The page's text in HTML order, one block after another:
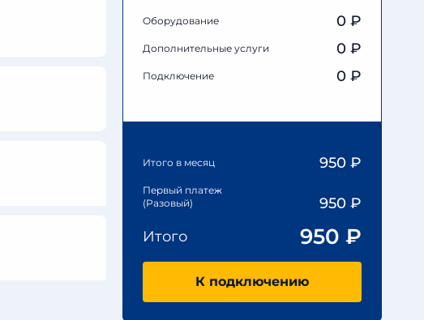
Оборудование 0 ₽
Дополнительные услуги 0 ₽
Подключение 0 ₽
Итого в месяц 950 ₽
Первый платеж
(Разовый)
950 ₽
Итого
950 ₽
К подключению